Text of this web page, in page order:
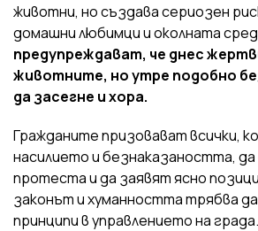
животни, но създава сериозен
домашни любимци и околната
предупреждават, че днес
животните, но утре подобно
да засегне и хора.
Гражданите призовават всички,
насилието и безнаказаността,
протеста и да заявят ясно
законът и хуманността трябва
принципи в управлението на града.